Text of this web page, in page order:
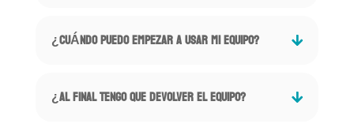
¿CUÁNDO PUEDO EMPEZAR A USAR MI EQUIPO?
¿AL FINAL TENGO QUE DEVOLVER EL EQUIPO?